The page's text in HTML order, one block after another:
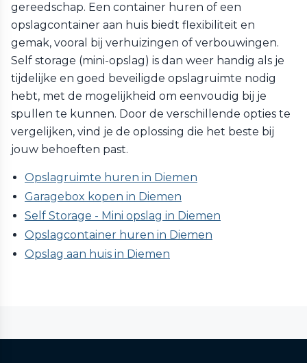
gereedschap. Een container huren of een
opslagcontainer aan huis biedt flexibiliteit en
gemak, vooral bij verhuizingen of verbouwingen.
Self storage (mini-opslag) is dan weer handig als je
tijdelijke en goed beveiligde opslagruimte nodig
hebt, met de mogelijkheid om eenvoudig bij je
spullen te kunnen. Door de verschillende opties te
vergelijken, vind je de oplossing die het beste bij
jouw behoeften past.
Opslagruimte huren in Diemen
Garagebox kopen in Diemen
Self Storage - Mini opslag in Diemen
Opslagcontainer huren in Diemen
Opslag aan huis in Diemen